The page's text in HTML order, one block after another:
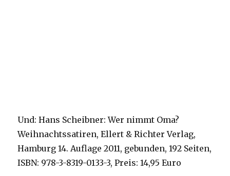
Und: Hans Scheibner: Wer nimmt Oma?
Weihnachtssatiren, Ellert & Richter Verlag,
Hamburg 14. Auflage 2011, gebunden, 192 Seiten,
ISBN: 978-3-8319-0133-3, Preis: 14,95 Euro